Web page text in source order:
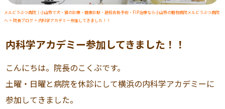
メルどうぶつ病院｜小山市で犬・猫の診療・健康診断・避妊去勢手術・FIP治療なら小山市の動物病院メルどうぶつ病院
へ > 院長ブログ > 内科学アカデミー参加してきました！！
内科学アカデミー参加してきました！！
こんにちは。院長のこくぶです。
土曜・日曜と病院を休診にして横浜の内科学アカデミーに
参加してきました。